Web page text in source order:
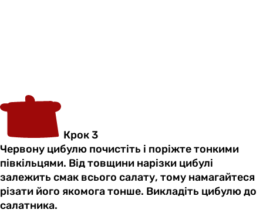
Крок 3
Червону цибулю почистіть і поріжте тонкими
півкільцями. Від товщини нарізки цибулі
залежить смак всього салату, тому намагайтеся
різати його якомога тонше. Викладіть цибулю до
салатника.